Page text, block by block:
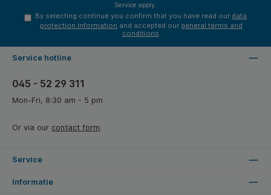
Service apply.
By selecting continue you confirm that you have read our data
protection information and accepted our general terms and
conditions.
Service hotline
045 - 52 29 311
Mon-Fri, 8:30 am - 5 pm
Or via our contact form.
Service
Informatie